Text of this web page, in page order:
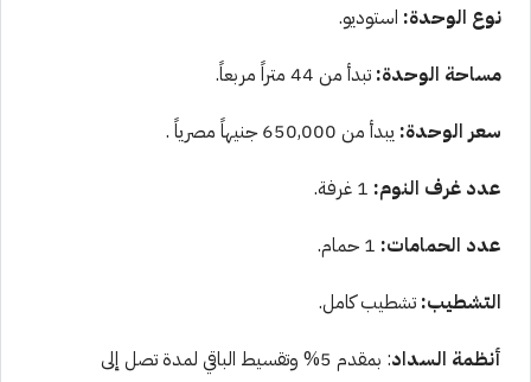
نوع الوحدة: استوديو.
مساحة الوحدة: تبدأ من 44 متراً مربعاً.
سعر الوحدة: يبدأ من 650,000 جنيهاً مصرياً .
عدد غرف النوم:
عدد الحمامات: 1 حمام.
التشطيب: تشطيب كامل.
أنظمة السداد
: بمقدم 5% وتقسيط الباقي لمدة تصل إلى